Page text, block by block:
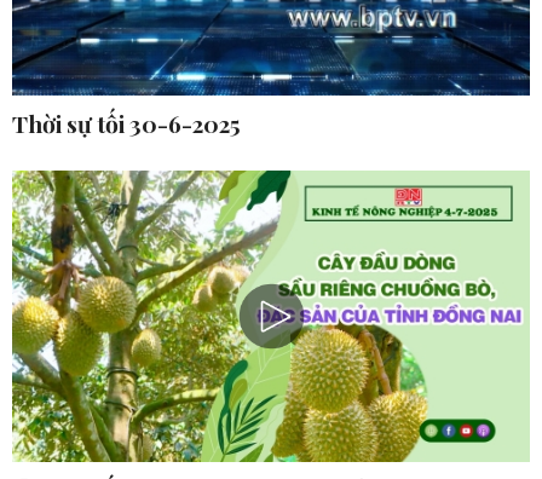
Thời sự tối 30-6-2025